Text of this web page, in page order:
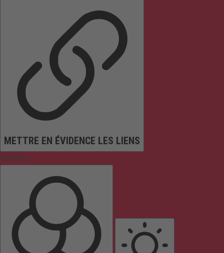
METTRE EN ÉVIDENCE LES LIENS
Couleurs